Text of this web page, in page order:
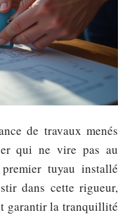
de travaux menés
qui ne vire pas au
tuyau installé
dans cette rigueur,
garantir la tranquillité